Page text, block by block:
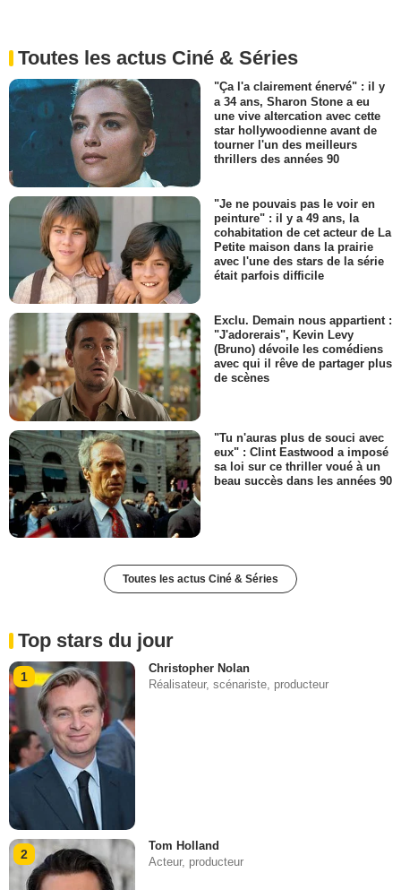
Toutes les actus Ciné & Séries
"Ça l'a clairement énervé" : il y
a 34 ans, Sharon Stone a eu
une vive altercation avec cette
star hollywoodienne avant de
tourner l'un des meilleurs
thrillers des années 90
"Je ne pouvais pas le voir en
peinture" : il y a 49 ans, la
cohabitation de cet acteur de La
Petite maison dans la prairie
avec l'une des stars de la série
était parfois difficile
Exclu. Demain nous appartient :
"J'adorerais", Kevin Levy
(Bruno) dévoile les comédiens
avec qui il rêve de partager plus
de scènes
"Tu n'auras plus de souci avec
eux" : Clint Eastwood a imposé
sa loi sur ce thriller voué à un
beau succès dans les années 90
Toutes les actus Ciné & Séries
Top stars du jour
1
Christopher Nolan
Réalisateur, scénariste, producteur
2
Tom Holland
Acteur, producteur